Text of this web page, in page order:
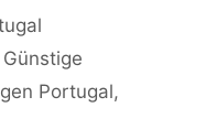
Günstige
Portugal,